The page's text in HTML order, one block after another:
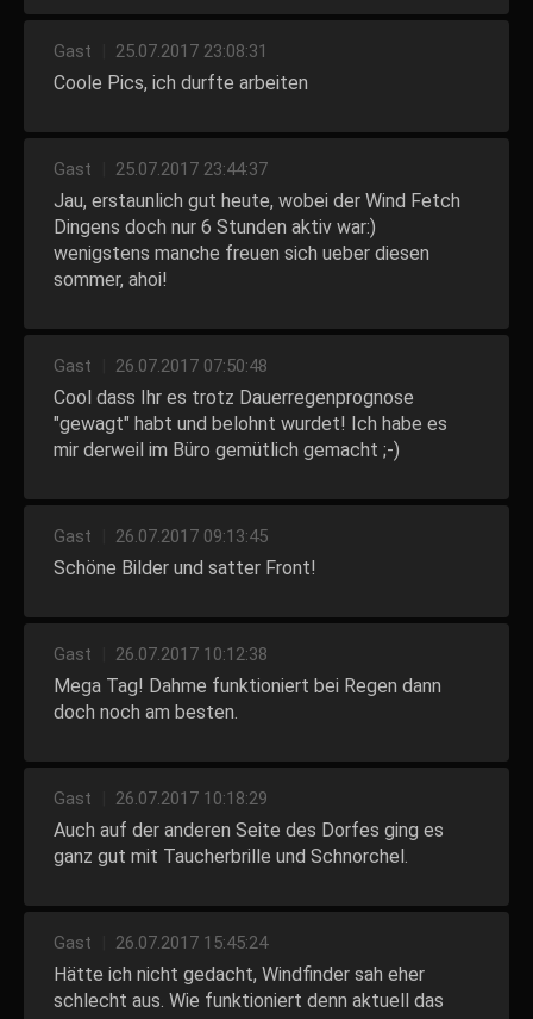
Gast 25.07.2017 23:08:31
Coole Pics, ich durfte arbeiten
Gast 25.07.2017 23:44:37
Jau, erstaunlich gut heute, wobei der Wind Fetch
Dingens doch nur 6 Stunden aktiv war:)
wenigstens manche freuen sich ueber diesen
sommer, ahoi!
Gast 26.07.2017 07:50:48
Cool dass Ihr es trotz Dauerregenprognose
"gewagt" habt und belohnt wurdet! Ich habe es
mir derweil im Büro gemütlich gemacht ;-)
Gast 26.07.2017 09:13:45
Schöne Bilder und satter Front!
Gast 26.07.2017 10:12:38
Mega Tag! Dahme funktioniert bei Regen dann
doch noch am besten.
Gast 26.07.2017 10:18:29
Auch auf der anderen Seite des Dorfes ging es
ganz gut mit Taucherbrille und Schnorchel.
Gast 26.07.2017 15:45:24
Hätte ich nicht gedacht, Windfinder sah eher
schlecht aus. Wie funktioniert denn aktuell das